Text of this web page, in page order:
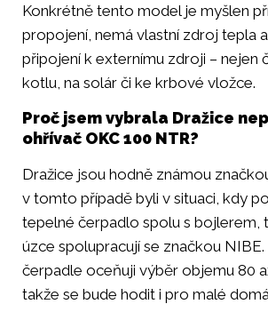
Konkrétně tento model je myšlen
propojení, nemá vlastní zdroj tepla
připojení k externímu zdroji – nejen
kotlu, na solár či ke krbové vložce.
Proč jsem vybrala Dražice
ohřívač OKC 100 NTR?
Dražice jsou hodně známou
v tomto případě byli v situaci, kdy
tepelné čerpadlo spolu s bojlerem,
úzce spolupracují se značkou
čerpadle oceňuji výběr objemu 80
takže se bude hodit i pro malé